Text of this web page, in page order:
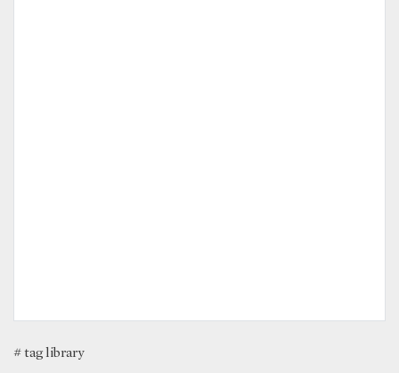
# tag library